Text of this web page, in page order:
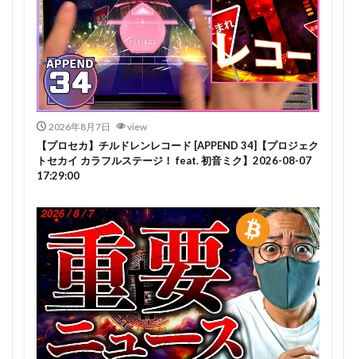
2026年8月7日 view
【プロセカ】チルドレンレコード [APPEND 34]【プロジェク
トセカイ カラフルステージ！ feat. 初音ミク】2026-08-07
17:29:00